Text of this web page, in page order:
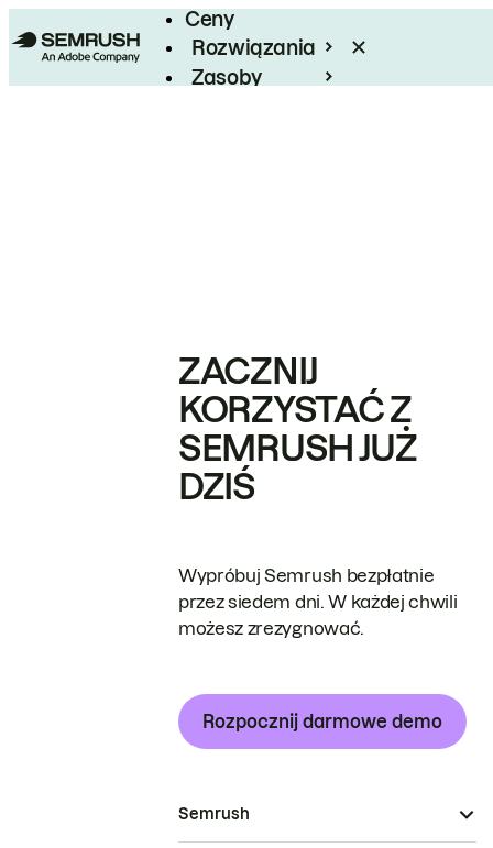
Ceny
Rozwiązania
Zasoby
ZACZNIJ
KORZYSTAĆ Z
SEMRUSH JUŻ
DZIŚ
Wypróbuj Semrush bezpłatnie
przez siedem dni. W każdej chwili
możesz zrezygnować.
Rozpocznij darmowe demo
Semrush